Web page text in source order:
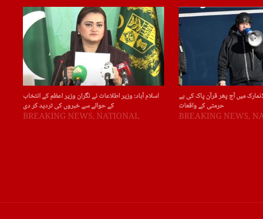
اسلام آباد: وزیر اطلاعات نے نگران وزیر اعظم کے انتخاب
کے حوالے سے خبروں کی تردید کر دی
BREAKING NEWS, NATIONAL
میں آج پھر قرآن پاک کی بے
حرمتی کے واقعات
BREAKING NEWS,